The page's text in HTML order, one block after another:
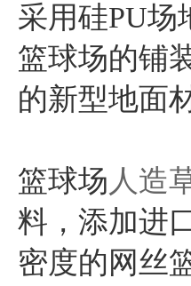
采用硅PU场
篮球场的铺
的新型地面
篮球场 人造
料，添加进
密度的网丝